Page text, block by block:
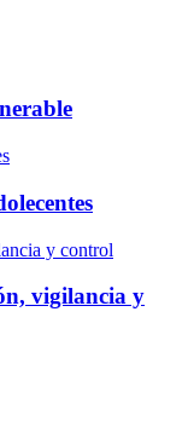
vigilancia y